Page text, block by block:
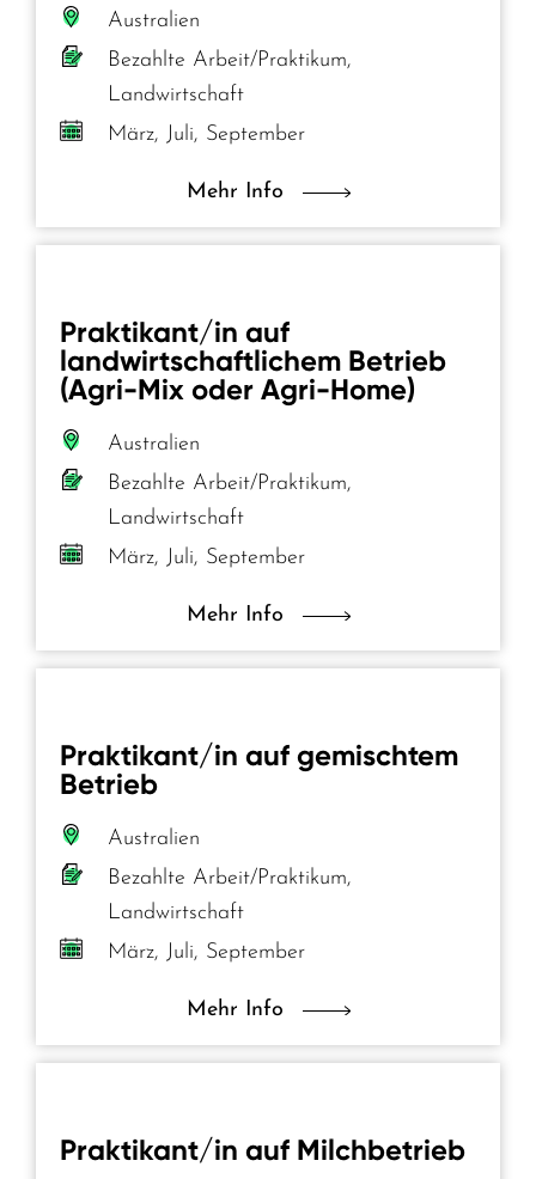
Australien
Bezahlte Arbeit/Praktikum,
Landwirtschaft
März, Juli, September
Mehr Info
Praktikant/in auf
landwirtschaftlichem Betrieb
(Agri-Mix oder Agri-Home)
Australien
Bezahlte Arbeit/Praktikum,
Landwirtschaft
März, Juli, September
Mehr Info
Praktikant/in auf gemischtem
Betrieb
Australien
Bezahlte Arbeit/Praktikum,
Landwirtschaft
März, Juli, September
Mehr Info
Praktikant/in auf Milchbetrieb